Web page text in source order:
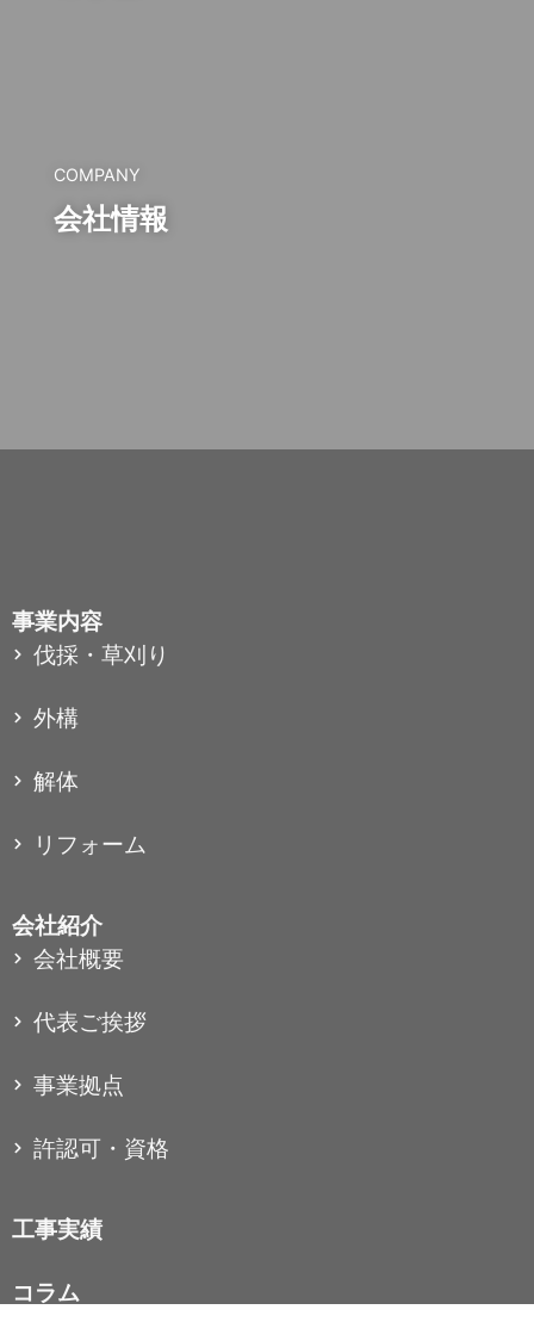
COMPANY
会社情報
事業内容
伐採・草刈り
外構
解体
リフォーム
会社紹介
会社概要
代表ご挨拶
事業拠点
許認可・資格
工事実績
コラム